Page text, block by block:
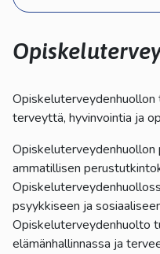
pyyhkäisyliikkeitä.
terveyttä, hyvinvointia ja
ammatillisen
psyykkiseen ja
Opiskeluterveydenhuolto
elämänhallinnassa ja